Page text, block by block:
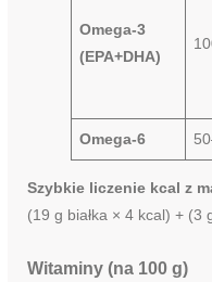
Omega-3
(EPA+DHA)
Omega-6
Szybkie liczenie kcal z
(19 g białka × 4 kcal) + (3
Witaminy (na 100 g)